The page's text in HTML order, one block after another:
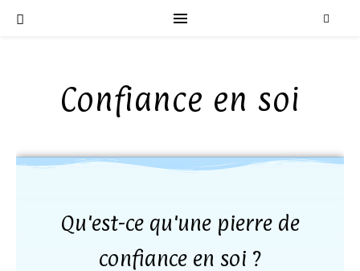
Confiance en soi
Qu'est-ce qu'une pierre de
confiance en soi ?